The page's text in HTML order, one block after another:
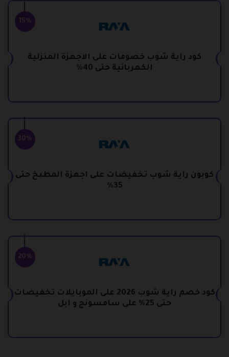
15%
كود راية شوب خصومات على الاجهزة المنزلية
الكهربائية حتى 40%
30%
كوبون راية شوب تخفيضات على اجهزة المطبخ حتى
35%
20%
كود خصم راية شوب 2026 على الموبايلات تخفيضات
حتى 25% على سامسونج و ابل